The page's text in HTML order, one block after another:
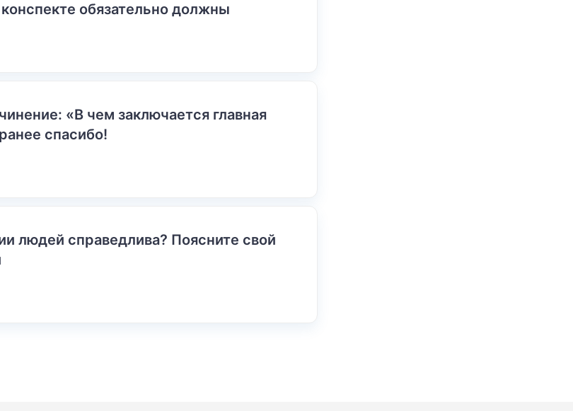
обязательно должны
«В чем заключается главная
спасибо!
людей справедлива? Поясните свой